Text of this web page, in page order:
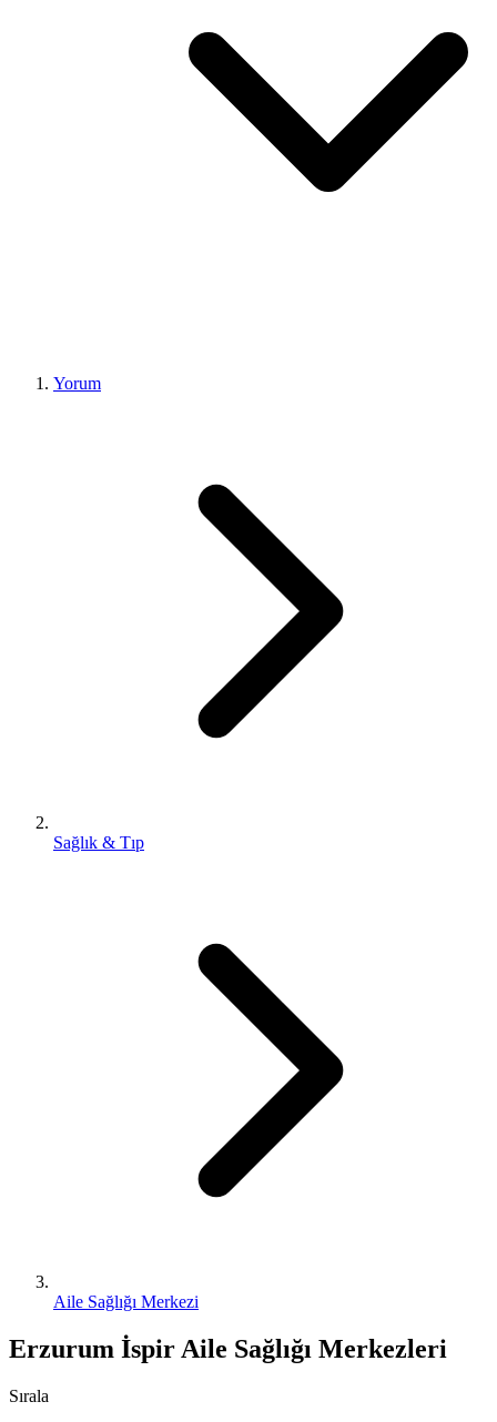
Yorum
Sağlık & Tıp
Aile Sağlığı Merkezi
Erzurum İspir Aile Sağlığı Merkezleri
Sırala